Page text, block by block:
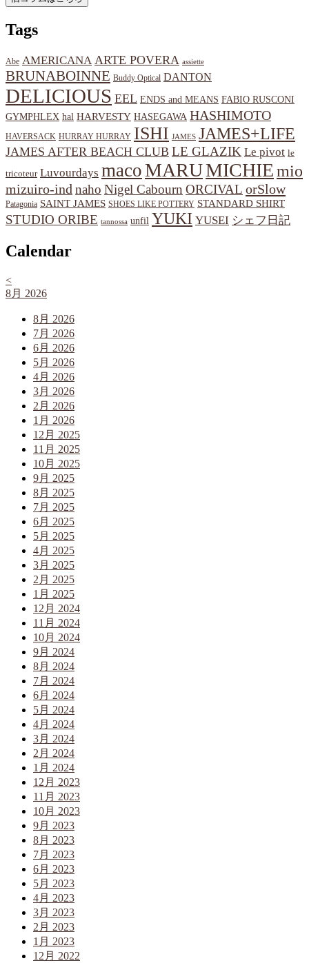
Tags
Abe AMERICANA ARTE POVERA assiette
BRUNABOINNE Buddy Optical DANTON
DELICIOUS EEL ENDS and MEANS FABIO RUSCONI
GYMPHLEX hal HARVESTY HASEGAWA HASHIMOTO
HAVERSACK HURRAY HURRAY ISHI JAMES JAMES+LIFE
JAMES AFTER BEACH CLUB LE GLAZIK Le pivot le
tricoteur Luvourdays macoMARUMICHIEmio
mizuiro-ind naho Nigel Cabourn ORCIVAL orSlow
Patagonia SAINT JAMES SHOES LIKE POTTERY STANDARD SHIRT
STUDIO ORIBE tannossa unfil YUKI YUSEI シェフ日記
Calendar
<
8月 2026
8月 2026
7月 2026
6月 2026
5月 2026
4月 2026
3月 2026
2月 2026
1月 2026
12月 2025
11月 2025
10月 2025
9月 2025
8月 2025
7月 2025
6月 2025
5月 2025
4月 2025
3月 2025
2月 2025
1月 2025
12月 2024
11月 2024
10月 2024
9月 2024
8月 2024
7月 2024
6月 2024
5月 2024
4月 2024
3月 2024
2月 2024
1月 2024
12月 2023
11月 2023
10月 2023
9月 2023
8月 2023
7月 2023
6月 2023
5月 2023
4月 2023
3月 2023
2月 2023
1月 2023
12月 2022